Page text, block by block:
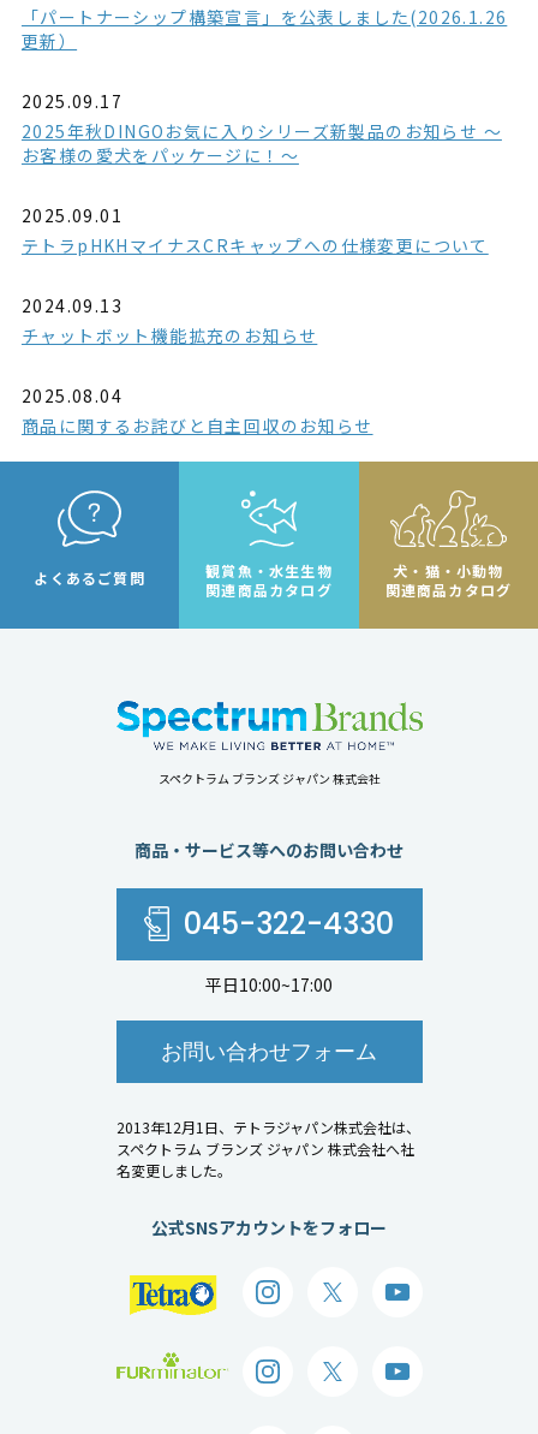
「パートナーシップ構築宣言」を公表しました(2026.1.26
更新）
2025.09.17
2025年秋DINGOお気に入りシリーズ新製品のお知らせ ～
お客様の愛犬をパッケージに！～
2025.09.01
テトラpHKHマイナスCRキャップへの仕様変更について
2024.09.13
チャットボット機能拡充のお知らせ
2025.08.04
商品に関するお詫びと自主回収のお知らせ
よくあるご質問
観賞魚・水生生物
関連商品カタログ
犬・猫・小動物
関連商品カタログ
スペクトラム ブランズ ジャパン 株式会社
商品・サービス等へのお問い合わせ
045-322-4330
平日10:00~17:00
お問い合わせフォーム
2013年12月1日、テトラジャパン株式会社は、
スペクトラム ブランズ ジャパン 株式会社へ社
名変更しました。
公式SNSアカウントをフォロー